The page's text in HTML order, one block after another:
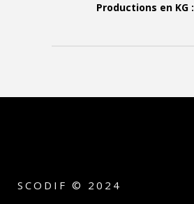
Productions en KG :
SCODIF © 2024